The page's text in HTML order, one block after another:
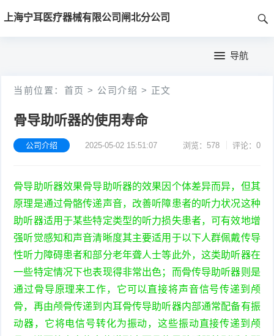
上海宁耳医疗器械有限公司闸北分公司
导航
首
当前位置： 首页 > 公司介绍 > 正文
骨导助听器的使用寿命
公司介绍 2025-05-02 15:51:07 浏览：578 评论：0
骨导助听器效果骨导助听器的效果因个体差异而异，但其
原理是通过骨骼传递声音，改善听障患者的听力状况这种
助听器适用于某些特定类型的听力损失患者，可有效地增
强听觉感知和声音清晰度其主要适用于以下人群佩戴传导
性听力障碍患者和部分老年聋人士等此外，这类助听器在
一些特定情况下也表现得非常出色；而骨传导助听器则是
通过骨导原理来工作，它可以直接将声音信号传递到颅
骨，再由颅骨传递到内耳骨传导助听器内部通常配备有振
动器，它将电信号转化为振动，这些振动直接传递到颅